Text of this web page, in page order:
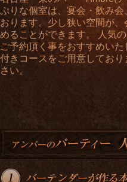
ぷりな個室は、宴会・飲み
おります。少し狭い空間が
めることができます。 人気
ご予約頂く事をおすすめい
付きコースをご用意してお
さい。